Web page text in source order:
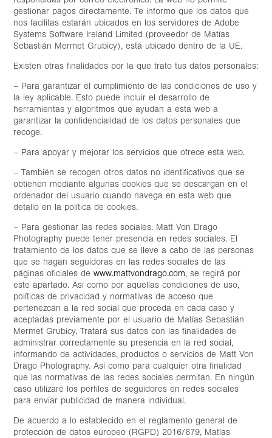
gestionar pagos directamente. Te informo que los datos que
nos facilitas estarán ubicados en los servidores de Adobe
Systems Software Ireland Limited (proveedor de Matías
Sebastián Mermet Grubicy), está ubicado dentro de la UE.
Existen otras finalidades por la que trato tus datos personales:
– Para garantizar el cumplimiento de las condiciones de uso y
la ley aplicable. Esto puede incluir el desarrollo de
herramientas y algoritmos que ayudan a esta web a
garantizar la confidencialidad de los datos personales que
recoge.
– Para apoyar y mejorar los servicios que ofrece esta web.
– También se recogen otros datos no identificativos que se
obtienen mediante algunas cookies que se descargan en el
ordenador del usuario cuando navega en esta web que
detallo en la política de cookies.
– Para gestionar las redes sociales. Matt Von Drago
Photography puede tener presencia en redes sociales. El
tratamiento de los datos que se lleve a cabo de las personas
que se hagan seguidoras en las redes sociales de las
páginas oficiales dewww.mattvondrago.com, se regirá por
este apartado. Así como por aquellas condiciones de uso,
políticas de privacidad y normativas de acceso que
pertenezcan a la red social que proceda en cada caso y
aceptadas previamente por el usuario de Matías Sebastián
Mermet Grubicy. Tratará sus datos con las finalidades de
administrar correctamente su presencia en la red social,
informando de actividades, productos o servicios de Matt Von
Drago Photography. Así como para cualquier otra finalidad
que las normativas de las redes sociales permitan. En ningún
caso utilizaré los perfiles de seguidores en redes sociales
para enviar publicidad de manera individual.
De acuerdo a lo establecido en el reglamento general de
protección de datos europeo (RGPD) 2016/679, Matías